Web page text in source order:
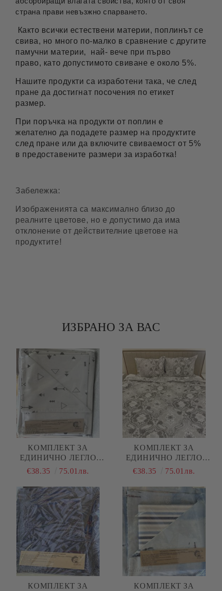
страна прави невъзжно спарването.
Както всички естествени материи, поплинът се
свива, но много по-малко в сравнение с другите
памучни материи, най- вече при първо
право, като допустимото свиване е около 5%.
Нашите продукти са изработени така, че след
пране да достигнат посочения по етикет
размер.
При поръчка на продукти от поплин е
желателно да подадете размер на продуктите
след пране или да включите свиваемост от 5%
в предоставените размери за изработка!
Забележка:
Изображенията са максимално близо до
реалните цветове, но е допустимо да има
отклонение от действителние цветове на
продуктите!
ИЗБРАНО ЗА ВАС
КОМПЛЕКТ ЗА
ЕДИНИЧНО ЛЕГЛО
"СТРЕЛКИ СИВ"
€38.35 75.01лв.
КОМПЛЕКТ ЗА
ЕДИНИЧНО ЛЕГЛО
"ЧЕРНО И БЯЛО
€38.35 75.01лв.
КОМПЛЕКТ ЗА
КОМПЛЕКТ ЗА